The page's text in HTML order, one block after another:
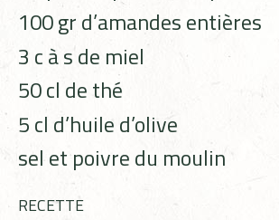
100 gr d’amandes entières
3 c à s de miel
50 cl de thé
5 cl d’huile d’olive
sel et poivre du moulin
RECETTE